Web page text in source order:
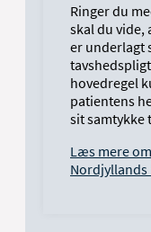
Ringer du
skal du vide,
er underlagt
hovedregel
patientens
sit samtykke
Læs mere